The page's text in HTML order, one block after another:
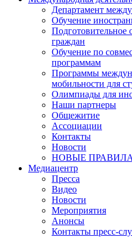
Департамент
Обучение
Подготовительное
граждан
Обучение по
программам
Программы
мобильности для
Олимпиады для
Наши партнеры
Общежитие
Ассоциации
Контакты
Новости
НОВЫЕ
Медиацентр
Пресса
Видео
Новости
Мероприятия
Анонсы
Контакты пресс-